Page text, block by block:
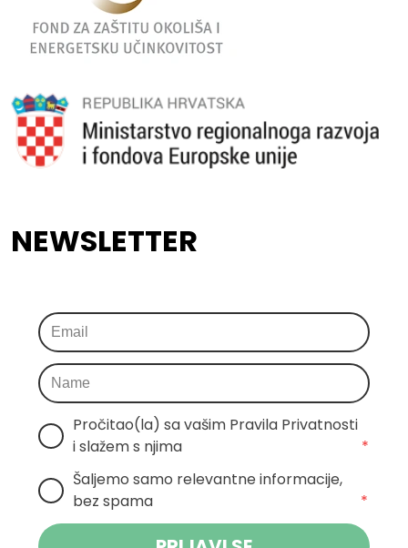
NEWSLETTER
Pročitao(la) sa vašim Pravila Privatnosti
i slažem s njima
*
Šaljemo samo relevantne informacije,
bez spama
*